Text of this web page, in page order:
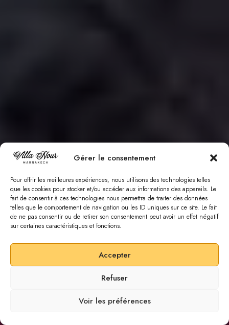
Gérer le consentement
Pour offrir les meilleures expériences, nous utilisons des technologies telles
que les cookies pour stocker et/ou accéder aux informations des appareils. Le
fait de consentir à ces technologies nous permettra de traiter des données
telles que le comportement de navigation ou les ID uniques sur ce site. Le fait
de ne pas consentir ou de retirer son consentement peut avoir un effet négatif
sur certaines caractéristiques et fonctions.
Accepter
Refuser
Voir les préférences